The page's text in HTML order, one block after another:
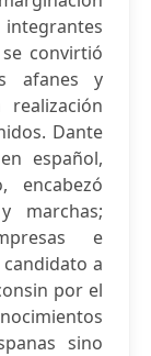
convirtió
afanes y
Dante
español,
encabezó
marchas;
e
a
por el
sino